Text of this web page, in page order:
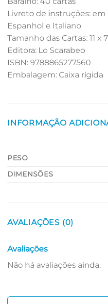
Livreto de instruções:
Espanhol e Italiano
Tamanho das Cartas: 11 x
Editora: Lo Scarabeo
ISBN: 9788865277560
Embalagem: Caixa rígida
INFORMAÇÃO
PESO
DIMENSÕES
AVALIAÇÕES (0)
Avaliações
Não há avaliações ainda.